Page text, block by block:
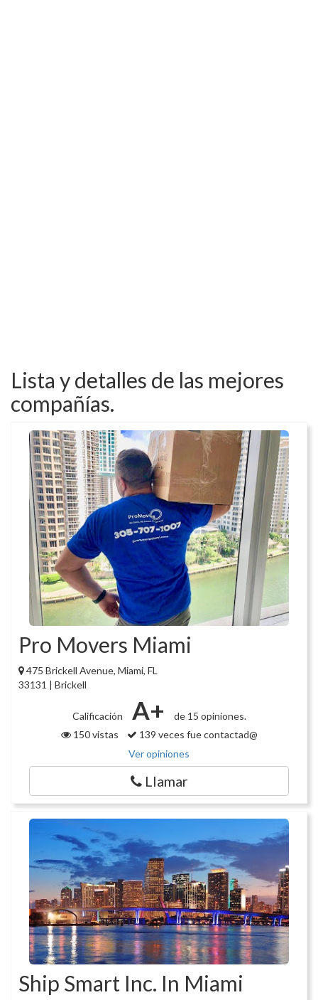
Lista y detalles de las mejores
compañías.
Pro Movers Miami
475 Brickell Avenue, Miami, FL
33131 | Brickell
Calificación A+
de 15 opiniones.
150 vistas
139 veces fue contactad@
Ver opiniones
Llamar
Ship Smart Inc. In Miami